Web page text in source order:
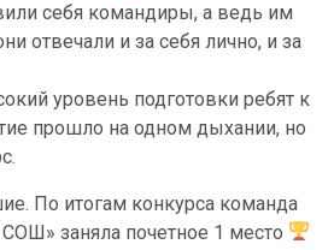
себя командиры, а ведь им
отвечали и за себя лично, и за
уровень подготовки ребят к
прошло на одном дыхании, но
По итогам конкурса команда
заняла почетное 1 место